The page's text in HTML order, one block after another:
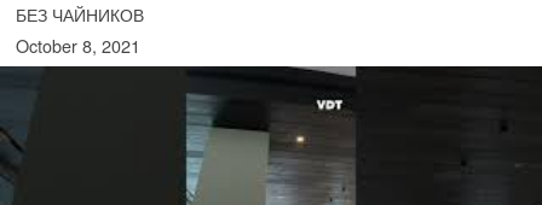
БЕЗ ЧАЙНИКОВ
October 8, 2021